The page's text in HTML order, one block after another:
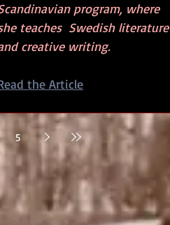
program, where
teaches  Swedish literature
creative writing.
the Article
5